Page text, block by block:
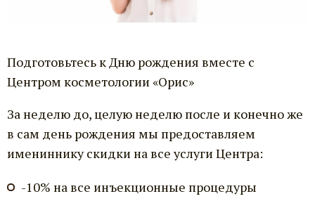
Подготовьтесь к Дню рождения вместе с
Центром косметологии «Орис»
За неделю до, целую неделю после и конечно же
в сам день рождения мы предоставляем
имениннику скидки на все услуги Центра:
-10% на все инъекционные процедуры